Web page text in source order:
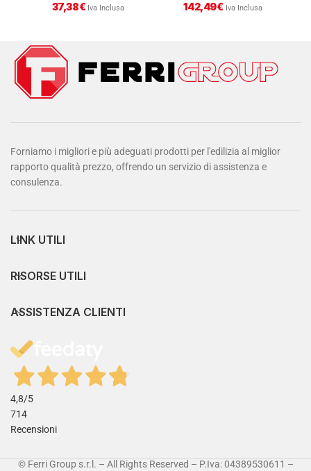
37,38€ Iva Inclusa 142,49€ Iva Inclusa
Forniamo i migliori e più adeguati prodotti per l'edilizia al miglior
rapporto qualità prezzo, offrendo un servizio di assistenza e
consulenza.
LINK UTILI
RISORSE UTILI
ASSISTENZA CLIENTI
4,8/5
714
Recensioni
© Ferri Group s.r.l. – All Rights Reserved – P.Iva: 04389530611 –